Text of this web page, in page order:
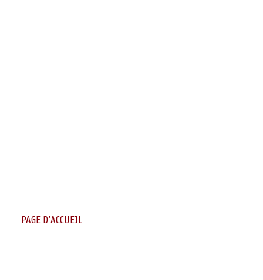
PAGE D’ACCUEIL